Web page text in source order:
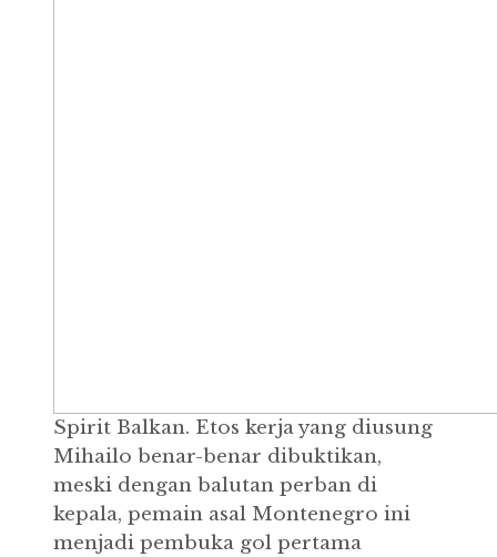
Spirit Balkan. Etos kerja yang diusung
Mihailo benar-benar dibuktikan,
meski dengan balutan perban di
kepala, pemain asal Montenegro ini
menjadi pembuka gol pertama